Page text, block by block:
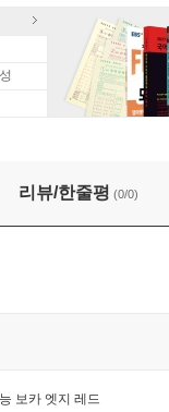
뉴 보카엣지 블루 수
리뷰/한줄평 (0/0)
보카 엣지 레드